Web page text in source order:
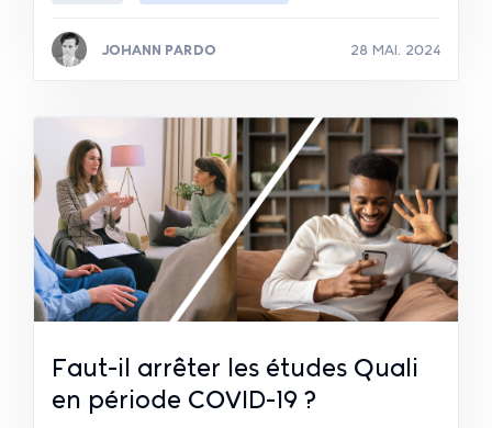
JOHANN PARDO 28 MAI. 2024
Faut-il arrêter les études Quali
en période COVID-19 ?